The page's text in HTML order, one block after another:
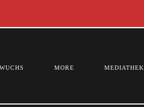
MORE MEDIATHEK